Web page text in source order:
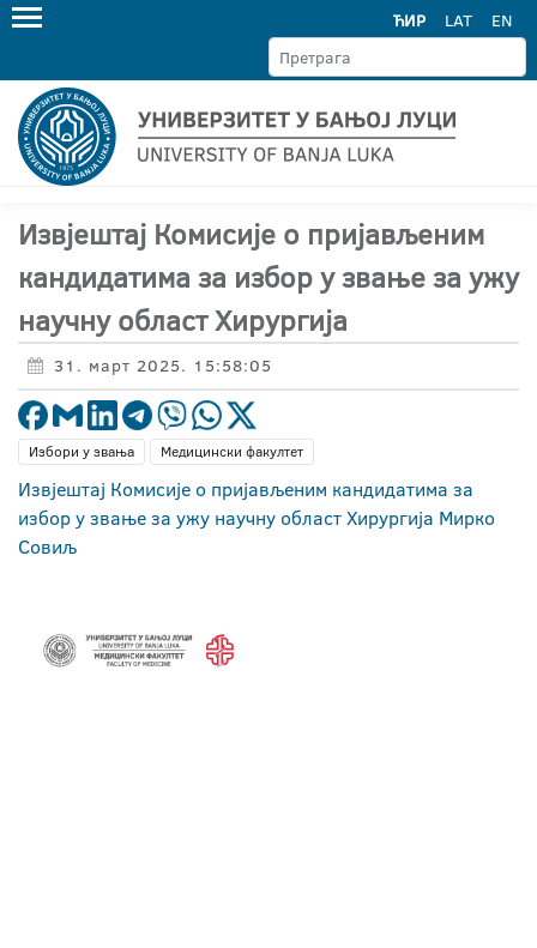
ЋИР LAT EN
Извјештај Комисије о пријављеним
кандидатима за избор у звање за ужу
научну област Хирургија
31. март 2025. 15:58:05
Избори у звања Медицински факултет
Извјештај Комисије о пријављеним кандидатима за
избор у звање за ужу научну област Хирургија Мирко
Совиљ